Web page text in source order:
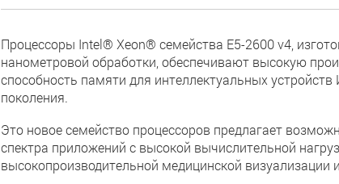
Процессоры Intel® Xeon® семейства E5-2600 v4,
нанометровой обработки, обеспечивают высокую
способность памяти для интеллектуальных
поколения.
Это новое семейство процессоров предлагает
спектра приложений с высокой вычислительной
высокопроизводительной медицинской визуализации